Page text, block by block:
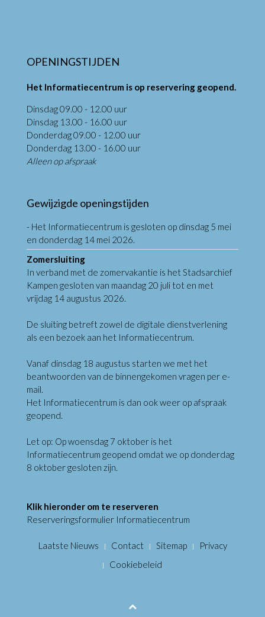
OPENINGSTIJDEN
Het Informatiecentrum is op reservering geopend.
Dinsdag 09.00 - 12.00 uur
Dinsdag 13.00 - 16.00 uur
Donderdag 09.00 - 12.00 uur
Donderdag 13.00 - 16.00 uur
Alleen op afspraak
Gewijzigde openingstijden
- Het Informatiecentrum is gesloten op dinsdag 5 mei
en donderdag 14 mei 2026.
Zomersluiting
In verband met de zomervakantie is het Stadsarchief
Kampen gesloten van maandag 20 juli tot en met
vrijdag 14 augustus 2026.
De sluiting betreft zowel de digitale dienstverlening
als een bezoek aan het Informatiecentrum.
Vanaf dinsdag 18 augustus starten we met het
beantwoorden van de binnengekomen vragen per e-
mail.
Het Informatiecentrum is dan ook weer op afspraak
geopend.
Let op: Op woensdag 7 oktober is het
Informatiecentrum geopend omdat we op donderdag
8 oktober gesloten zijn.
Klik hieronder om te reserveren
Reserveringsformulier Informatiecentrum
Laatste Nieuws Contact Sitemap
Privacy
Cookiebeleid